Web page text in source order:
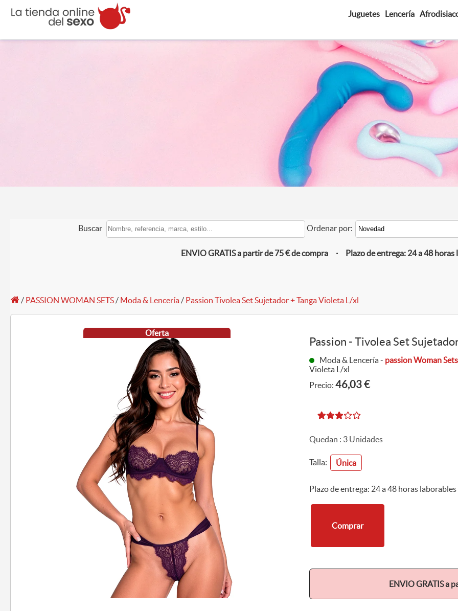
Juguetes Lencería
Buscar Ordenar por:
ENVIO GRATIS a partir de 75 € de compra · Plazo de entrega: 24 a 48 horas
/ PASSION WOMAN SETS/ Moda & Lencería/ Passion Tivolea Set Sujetador + Tanga Violeta L/xl
Oferta
Passion - Tivolea Set
Moda & Lencería - passion Woman Sets
Violeta L/xl
Precio:46,03 €
Quedan : 3 Unidades
Talla: Única
Plazo de entrega: 24 a 48 horas laborables
Comprar
ENVIO GRATIS a